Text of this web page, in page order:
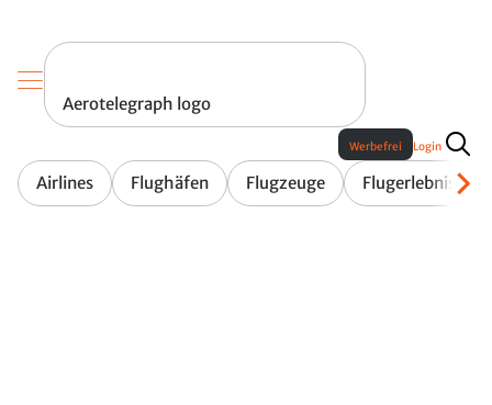
Aerotelegraph logo
Airlines Flughäfen Flugzeuge Flugerlebnis
Werbefrei Login